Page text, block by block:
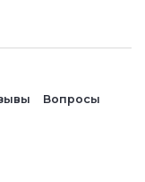
Вопросы